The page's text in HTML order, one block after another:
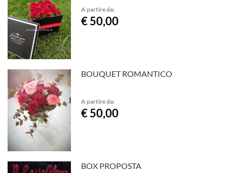
A partire da:
€ 50,00
BOUQUET ROMANTICO
A partire da:
€ 50,00
BOX PROPOSTA